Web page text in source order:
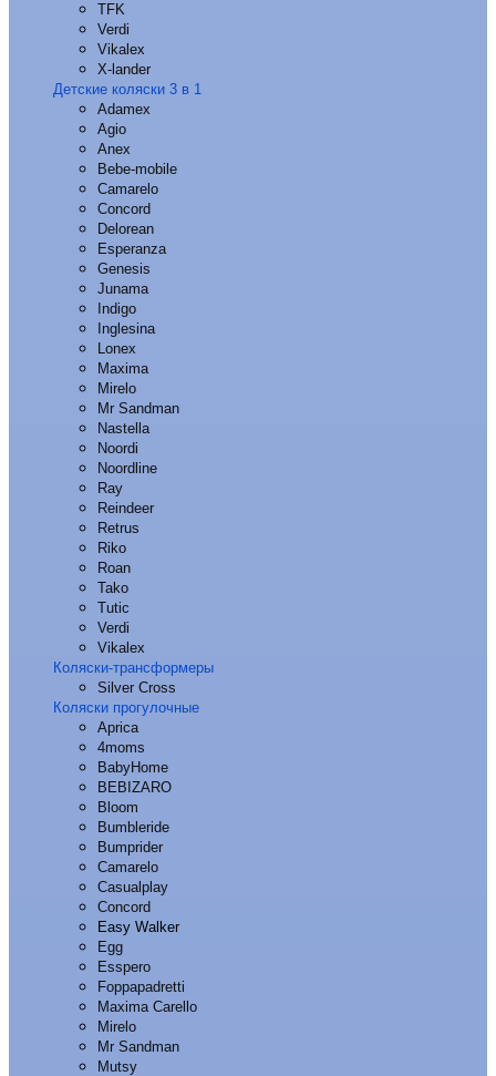
TFK
Verdi
Vikalex
X-lander
Детские коляски 3 в 1
Adamex
Agio
Anex
Bebe-mobile
Camarelo
Concord
Delorean
Esperanza
Genesis
Junama
Indigo
Inglesina
Lonex
Maxima
Mirelo
Mr Sandman
Nastella
Noordi
Noordline
Ray
Reindeer
Retrus
Riko
Roan
Tako
Tutic
Verdi
Vikalex
Коляски-трансформеры
Silver Cross
Коляски прогулочные
Aprica
4moms
BabyHome
BEBIZARO
Bloom
Bumbleride
Bumprider
Camarelo
Casualplay
Concord
Easy Walker
Egg
Esspero
Foppapadretti
Maxima Carello
Mirelo
Mr Sandman
Mutsy